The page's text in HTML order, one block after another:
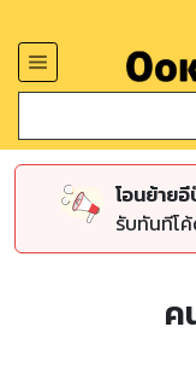
โอนย้าย
รับทันทีโ
ค